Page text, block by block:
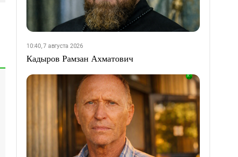
10:40, 7 августа 2026
Кадыров Рамзан Ахматович